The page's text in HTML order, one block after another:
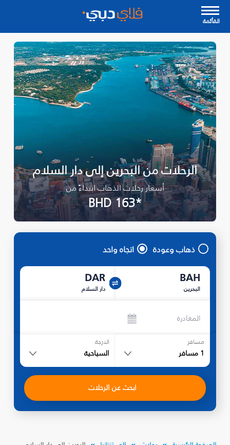
القأئمة
الرحلات من البحرين إلى دار السلام
أسعار رحلات الذهاب ابتداءً من
*BHD 163
ذهاب وعودة اتجاه واحد
BAH
البحرين
DAR
دار السلام
المغادرة
مسافر
1 مسافر
الدرجة
السياحية
ابحث عن الرحلات